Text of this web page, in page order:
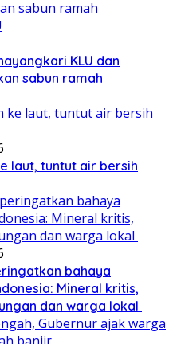
KLU dan
sabun ramah
laut, tuntut air bersih
bahaya
Mineral kritis,
dan warga lokal